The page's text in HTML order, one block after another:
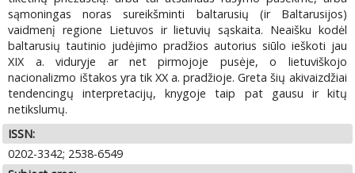
sąmoningas noras sureikšminti baltarusių (ir Baltarusijos)
vaidmenį regione Lietuvos ir lietuvių sąskaita. Neaišku kodėl
baltarusių tautinio judėjimo pradžios autorius siūlo ieškoti jau
XIX a. viduryje ar net pirmojoje pusėje, o lietuviškojo
nacionalizmo ištakos yra tik XX a. pradžioje. Greta šių akivaizdžiai
tendencingų interpretacijų, knygoje taip pat gausu ir kitų
netikslumų.
ISSN:
0202-3342; 2538-6549